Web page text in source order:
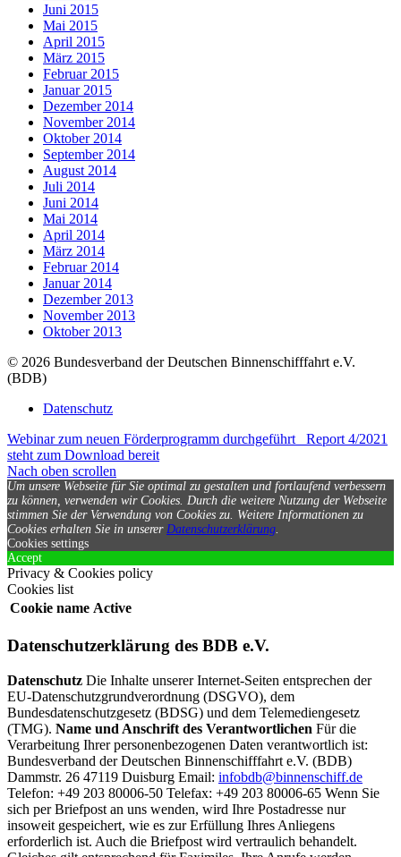
Juni 2015
Mai 2015
April 2015
März 2015
Februar 2015
Januar 2015
Dezember 2014
November 2014
Oktober 2014
September 2014
August 2014
Juli 2014
Juni 2014
Mai 2014
April 2014
März 2014
Februar 2014
Januar 2014
Dezember 2013
November 2013
Oktober 2013
© 2026 Bundesverband der Deutschen Binnenschifffahrt e.V.
(BDB)
Datenschutz
Webinar zum neuen Förderprogramm durchgeführt
Report 4/2021
steht zum Download bereit
Nach oben scrollen
Um unsere Webseite für Sie optimal zu gestalten und fortlaufend verbessern
zu können, verwenden wir Cookies. Durch die weitere Nutzung der Webseite
stimmen Sie der Verwendung von Cookies zu. Weitere Informationen zu
Cookies erhalten Sie in unserer Datenschutzerklärung.
Cookies settings
Accept
Privacy & Cookies policy
Cookies list
Cookie name Active
Datenschutzerklärung des BDB e.V.
Datenschutz Die Inhalte unserer Internet-Seiten entsprechen der
EU-Datenschutzgrundverordnung (DSGVO), dem
Bundesdatenschutzgesetz (BDSG) und dem Telemediengesetz
(TMG). Name und Anschrift des Verantwortlichen Für die
Verarbeitung Ihrer personenbezogenen Daten verantwortlich ist:
Bundesverband der Deutschen Binnenschifffahrt e.V. (BDB)
Dammstr. 26 47119 Duisburg Email: infobdb@binnenschiff.de
Telefon: +49 203 80006-50 Telefax: +49 203 80006-65 Wenn Sie
sich per Briefpost an uns wenden, wird Ihre Postadresse nur
insoweit gespeichert, wie es zur Erfüllung Ihres Anliegens
erforderlich ist. Auch die Briefpost wird vertraulich behandelt.